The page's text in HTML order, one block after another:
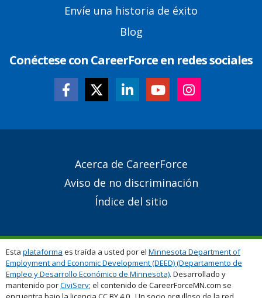
Envíe una historia de éxito
Blog
Conéctese con CareerForce en redes sociales
Acerca de CareerForce
Aviso de no discriminación
Índice del sitio
Esta plataforma es traída a usted por el Minnesota Department of
Employment and Economic Development (DEED) (Departamento de
Empleo y Desarrollo Económico de Minnesota). Desarrollado y
mantenido porCiviServ; el contenido de CareerForceMN.com se